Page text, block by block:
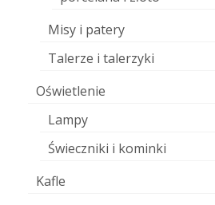
Misy i patery
Talerze i talerzyki
Oświetlenie
Lampy
Świeczniki i kominki
Kafle